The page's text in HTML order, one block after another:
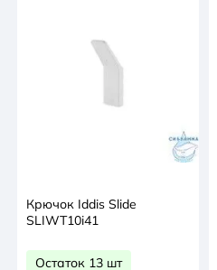
Крючок Iddis Slide
SLIWT10i41
Остаток 13 шт